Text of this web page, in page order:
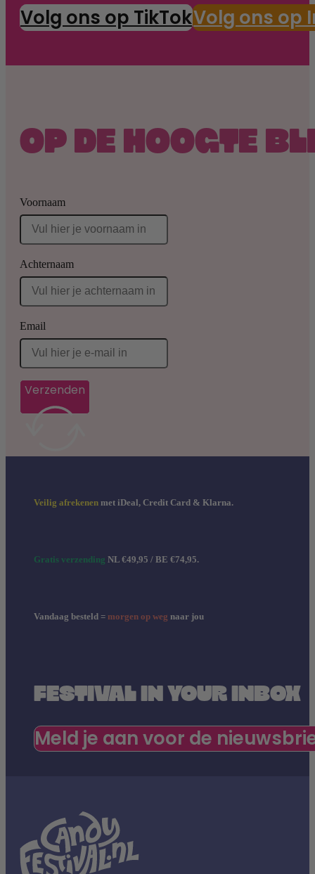
Volg ons op TikTokVolg ons op
OP DE HOOGTE
Voornaam
Achternaam
Email
Verzenden
Veilig afrekenen met iDeal, Credit Card & Klarna.
Gratis verzending NL €49,95 / BE €74,95.
Vandaag besteld = morgen op weg naar jou
FESTIVAL IN YOUR INBOX
Meld je aan voor de